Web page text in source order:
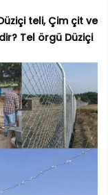
teli, Çim çit ve
Tel örgü Düziçi